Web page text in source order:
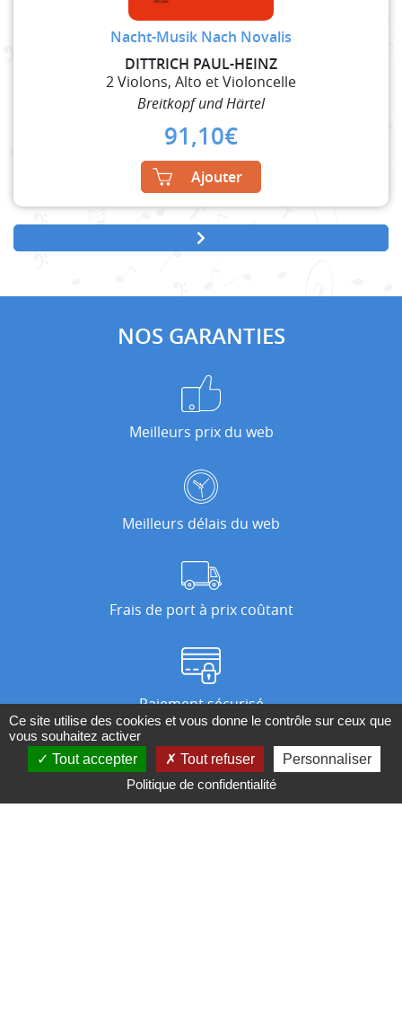
Nacht-Musik Nach Novalis
DITTRICH PAUL-HEINZ
2 Violons, Alto et Violoncelle
Breitkopf und Härtel
91,10€
Ajouter
NOS GARANTIES
Meilleurs prix du web
Meilleurs délais du web
Frais de port à prix coûtant
Paiement sécurisé
Nos magasins
Ce site utilise des cookies et vous donne le contrôle sur ceux que
vous souhaitez activer
Tout accepter
Tout refuser
Personnaliser
Politique de confidentialité